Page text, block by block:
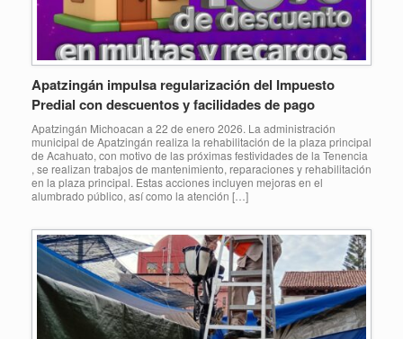
Apatzingán impulsa regularización del Impuesto
Predial con descuentos y facilidades de pago
Apatzingán Michoacan a 22 de enero 2026. La administración
municipal de Apatzingán realiza la rehabilitación de la plaza principal
de Acahuato, con motivo de las próximas festividades de la Tenencia
, se realizan trabajos de mantenimiento, reparaciones y rehabilitación
en la plaza principal. Estas acciones incluyen mejoras en el
alumbrado público, así como la atención […]